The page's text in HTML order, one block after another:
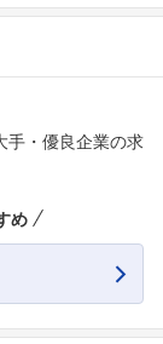
手・優良企業の求
め